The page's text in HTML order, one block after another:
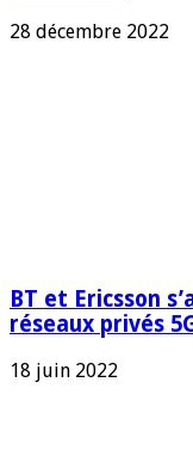
28 décembre 2022
BT et Ericsson
réseaux privés
18 juin 2022